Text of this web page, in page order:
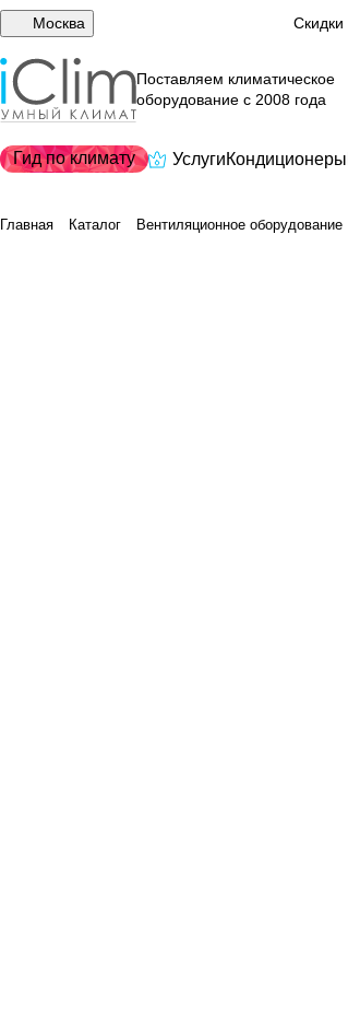
Москва Скидки
Поставляем климатическое
оборудование с 2008 года
Гид по климату УслугиКондиционеры
Главная Каталог Вентиляционное оборудование